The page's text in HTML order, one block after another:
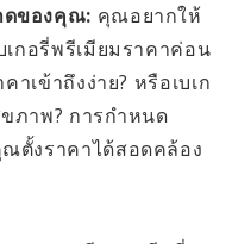
ดของคุณ: คุณอยากให้
กอรี่พรีเมียมราคาค่อน
าเข้าถึงง่าย? หรือเบเก
ภาพ? การกำหนด
ตั้งราคาได้สอดคล้อง